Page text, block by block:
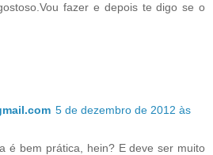
fazer e depois te digo se o
5 de dezembro de 2012 às
é bem prática, hein? E deve ser muito